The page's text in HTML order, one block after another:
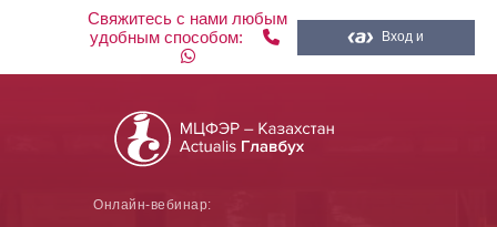
Свяжитесь с нами любым
удобным способом:
Вход и
регистрация
Онлайн-вебинар: